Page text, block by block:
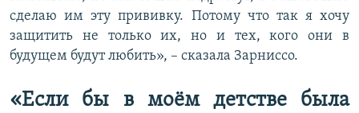
сделаю им эту прививку. Потому что так я хочу
защитить не только их, но и тех, кого они в
будущем будут любить», – сказала Зарниссо.
«Если бы в моём детстве была